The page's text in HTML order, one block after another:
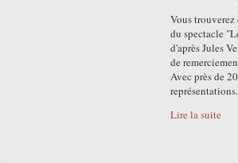
Vous trouverez
du spectacle
d'après Jules
de
Avec près de
Lire la suite